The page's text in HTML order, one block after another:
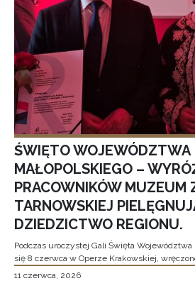
ŚWIĘTO WOJEWÓDZTWA
MAŁOPOLSKIEGO –
PRACOWNIKÓW MUZEUM
TARNOWSKIEJ
DZIEDZICTWO REGIONU.
Podczas uroczystej Gali Święta Województwa
się 8 czerwca w Operze Krakowskiej,
11 czerwca, 2026